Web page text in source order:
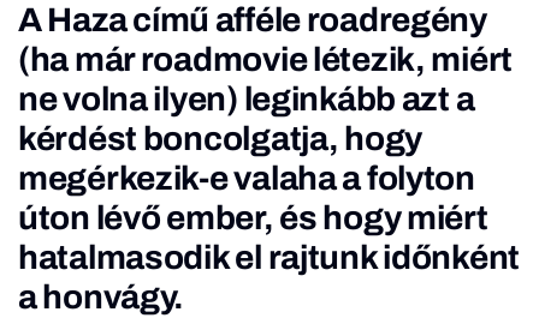
AHazacímű afféle roadregény
(ha már roadmovie létezik, miért
ne volna ilyen) leginkább azt a
kérdést boncolgatja, hogy
megérkezik-e valaha a folyton
úton lévő ember, és hogy miért
hatalmasodik el rajtunk időnként
a honvágy.